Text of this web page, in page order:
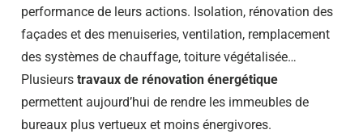
performance de leurs actions. Isolation, rénovation des
façades et des menuiseries, ventilation, remplacement
des systèmes de chauffage, toiture végétalisée…
Plusieurs travaux de rénovation énergétique
permettent aujourd’hui de rendre les immeubles de
bureaux plus vertueux et moins énergivores.